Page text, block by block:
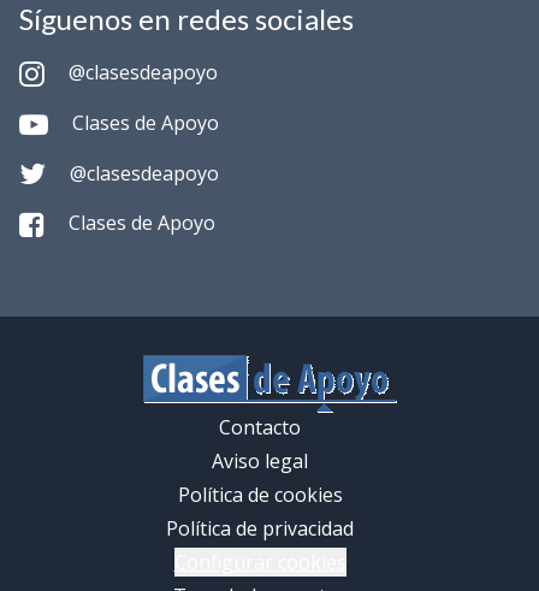
Síguenos en redes sociales
@clasesdeapoyo
Clases de Apoyo
@clasesdeapoyo
Clases de Apoyo
Contacto
Aviso legal
Política de cookies
Política de privacidad